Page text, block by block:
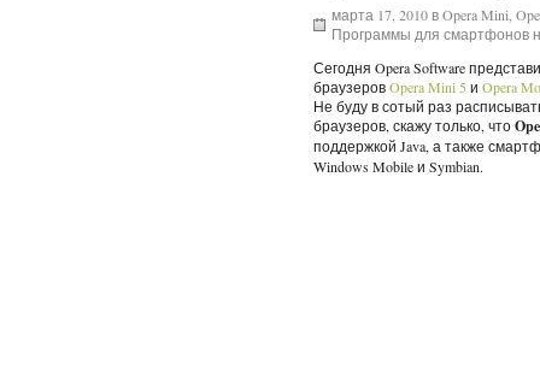
марта 17, 2010 вOpera Mini
Программы для смартфонов
Сегодня Opera Software
браузеровOpera Mini 5 и Opera
Не буду в сотый раз
браузеров, скажу только, что
поддержкой Java, а также
Windows Mobile и Symbian.